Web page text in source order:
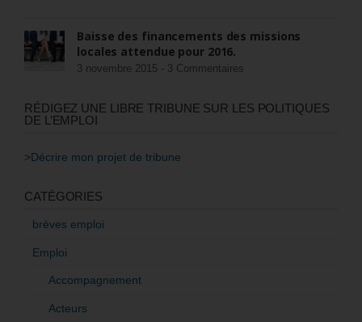
Baisse des financements des missions
locales attendue pour 2016.
3 novembre 2015 - 3 Commentaires
RÉDIGEZ UNE LIBRE TRIBUNE SUR LES POLITIQUES
DE L’EMPLOI
>Décrire mon projet de tribune
CATÉGORIES
brèves emploi
Emploi
Accompagnement
Acteurs